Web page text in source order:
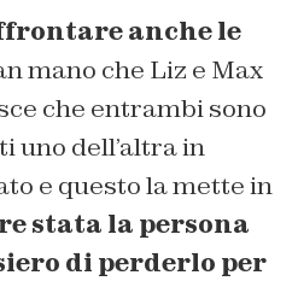
anche le
mano che Liz e Max
che entrambi sono
uno dell’altra in
e questo la mette in
stata la persona
di perderlo per